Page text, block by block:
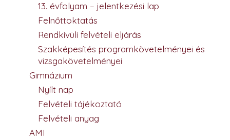
13. évfolyam – jelentkezési lap
Felnőttoktatás
Rendkívüli felvételi eljárás
Szakképesítés programkövetelményei és
vizsgakövetelményei
Gimnázium
Nyílt nap
Felvételi tájékoztató
Felvételi anyag
AMI